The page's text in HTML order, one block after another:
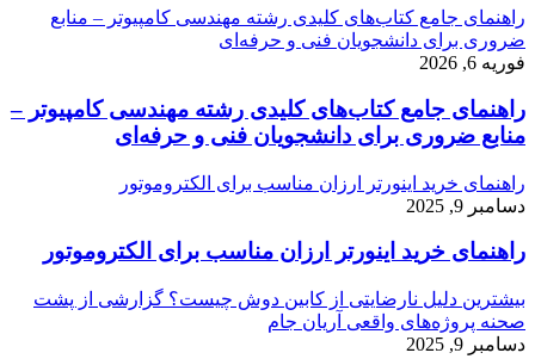
راهنمای جامع کتاب‌های کلیدی رشته مهندسی کامپیوتر – منابع
ضروری برای دانشجویان فنی و حرفه‌ای
فوریه 6, 2026
راهنمای جامع کتاب‌های کلیدی رشته مهندسی کامپیوتر –
منابع ضروری برای دانشجویان فنی و حرفه‌ای
راهنمای خرید اینورتر ارزان مناسب برای الکتروموتور
دسامبر 9, 2025
راهنمای خرید اینورتر ارزان مناسب برای الکتروموتور
بیشترین دلیل نارضایتی از کابین دوش چیست؟ گزارشی از پشت
صحنه پروژه‌های واقعی آریان جام
دسامبر 9, 2025